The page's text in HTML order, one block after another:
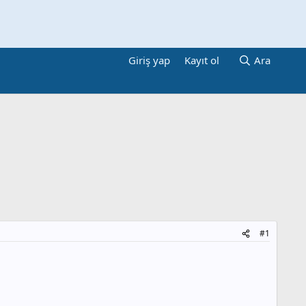
Giriş yap Kayıt ol Ara
#1